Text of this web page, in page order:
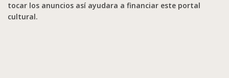
tocar los anuncios así ayudara a financiar este portal
cultural.